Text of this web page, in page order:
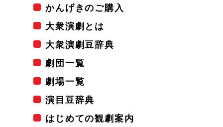
かんげきのご購入
大衆演劇とは
大衆演劇豆辞典
劇団一覧
劇場一覧
演目豆辞典
はじめての観劇案内